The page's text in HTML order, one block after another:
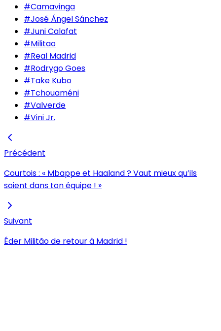
#Camavinga
#José Ángel Sánchez
#Juni Calafat
#Militao
#Real Madrid
#Rodrygo Goes
#Take Kubo
#Tchouaméni
#Valverde
#Vini Jr.
Précédent
Courtois : « Mbappe et Haaland ? Vaut mieux qu’ils
soient dans ton équipe ! »
Suivant
Éder Militão de retour à Madrid !